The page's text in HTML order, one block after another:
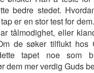
bedre stedet.
er en stor test for
tålmodighet, eller
de søker tilflukt hos
tapet noe som
dem mer verdig Guds